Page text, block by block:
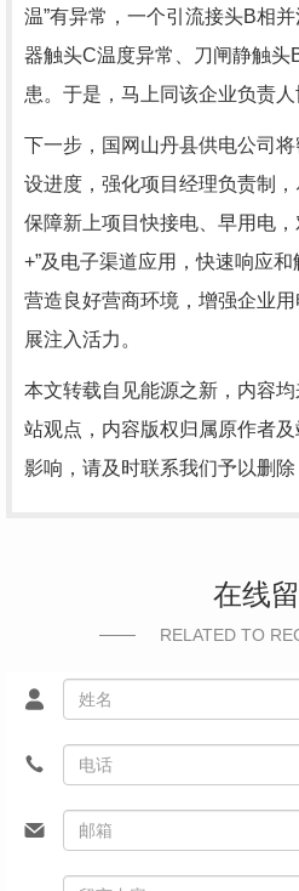
温”有异常，一个引流接头B相
器触头C温度异常、刀闸静触头
患。于是，马上同该企业负责人
下一步，国网山丹县供电公司
设进度，强化项目经理负责制，
保障新上项目快接电、早用电，
+”及电子渠道应用，快速响应和
营造良好营商环境，增强企业
展注入活力。
本文转载自见能源之新，内容
站观点，内容版权归属原作者
影响，请及时联系我们予以删除
在线
RELATED TO